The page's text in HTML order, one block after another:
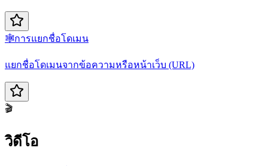
🕸️การแยกชื่อโดเมน
แยกชื่อโดเมนจากข้อความหรือหน้าเว็บ (URL)
🎬
วิดีโอ